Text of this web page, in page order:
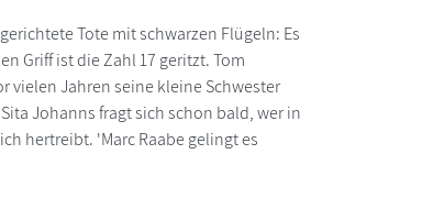
Tote mit schwarzen Flügeln: Es
Griff ist die Zahl 17 geritzt. Tom
vielen Jahren seine kleine Schwester
Johanns fragt sich schon bald, wer in
hertreibt. 'Marc Raabe gelingt es